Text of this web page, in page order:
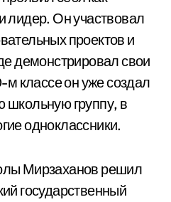
лидер. Он участвовал
проектов и
демонстрировал свои
м классе он уже создал
школьную группу, в
одноклассники.
Мирзаханов решил
государственный